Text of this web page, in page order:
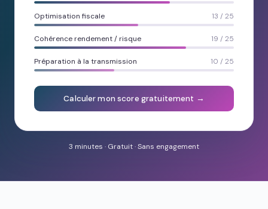
Optimisation fiscale 13 / 25
Cohérence rendement / risque 19 / 25
Préparation à la transmission 10 / 25
Calculer mon score gratuitement →
3 minutes · Gratuit · Sans engagement